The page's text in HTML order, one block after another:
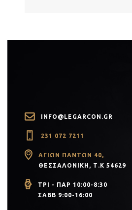
INFO@LEGARCON.GR
231 072 7211
ΑΓΊΩΝ ΠΆΝΤΩΝ 40,
ΘΕΣΣΑΛΟΝΊΚΗ, Τ.Κ 54629
ΤΡΙ - ΠΑΡ 10:00-8:30
ΣΑΒΒ 9:00-16:00